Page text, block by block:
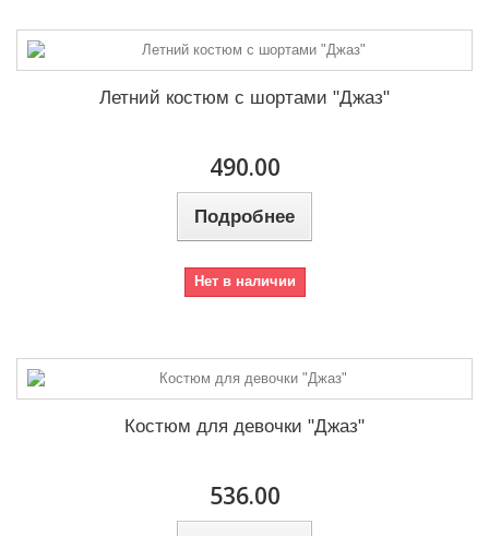
Летний костюм с шортами "Джаз"
490.00
Подробнее
Нет в наличии
Костюм для девочки "Джаз"
536.00